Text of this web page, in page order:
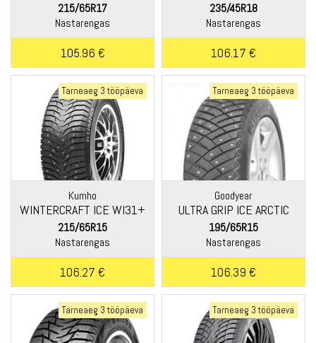
215/65R17
Nastarengas
105.96 €
235/45R18
Nastarengas
106.17 €
Tarneaeg 3 tööpäeva
Kumho
WINTERCRAFT ICE WI31+
215/65R15
Nastarengas
106.27 €
Tarneaeg 3 tööpäeva
Goodyear
ULTRA GRIP ICE ARCTIC
195/65R15
Nastarengas
106.39 €
Tarneaeg 3 tööpäeva Tarneaeg 3 tööpäeva